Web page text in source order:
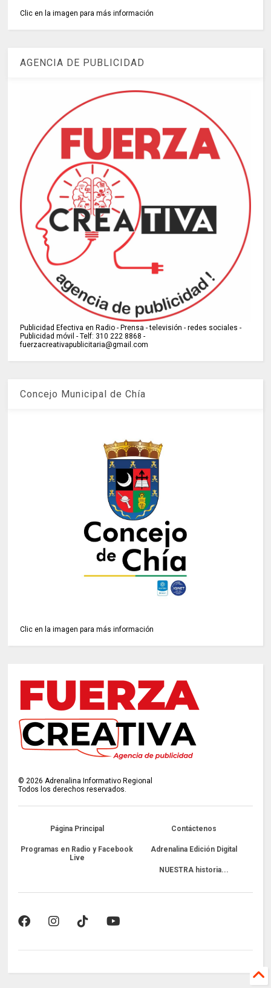
Clic en la imagen para más información
AGENCIA DE PUBLICIDAD
Publicidad Efectiva en Radio - Prensa - televisión - redes sociales -
Publicidad móvil - Telf: 310 222 8868 -
fuerzacreativapublicitaria@gmail.com
Concejo Municipal de Chía
Clic en la imagen para más información
©2026 Adrenalina Informativo Regional
Todos los derechos reservados.
Página Principal Contáctenos
Programas en Radio y Facebook
Live
Adrenalina Edición Digital
NUESTRA historia...